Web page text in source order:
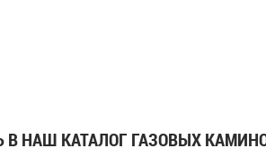
НАШ КАТАЛОГ ГАЗОВЫХ